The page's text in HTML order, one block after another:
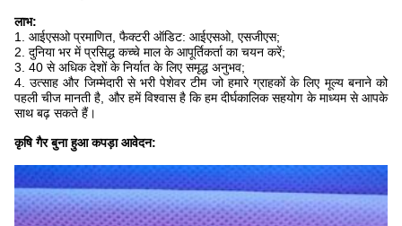
लाभ:
1. आईएसओ प्रमाणित, फैक्टरी ऑडिट: आईएसओ, एसजीएस;
2. दुनिया भर में प्रसिद्ध कच्चे माल के आपूर्तिकर्ता का चयन करें;
3. 40 से अधिक देशों के निर्यात के लिए समृद्ध अनुभव;
4. उत्साह और जिम्मेदारी से भरी पेशेवर टीम जो हमारे ग्राहकों के लिए मूल्य बनाने को
पहली चीज मानती है, और हमें विश्वास है कि हम दीर्घकालिक सहयोग के माध्यम से आपके
साथ बढ़ सकते हैं।
कृषि गैर बुना हुआ कपड़ा आवेदन: